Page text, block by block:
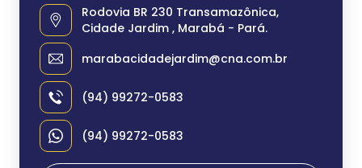
Rodovia BR 230 Transamazônica,
Cidade Jardim , Marabá - Pará.
marabacidadejardim@cna.com.br
(94) 99272-0583
(94) 99272-0583